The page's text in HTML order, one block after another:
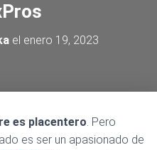
E
el enero 19, 2023
es placentero. Pero
es ser un apasionado de